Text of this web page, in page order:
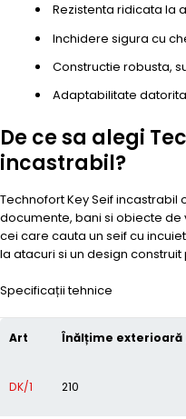
Rezistenta ridicata la
Inchidere sigura cu
Constructie robusta,
Adaptabilitate
De ce sa alegi
incastrabil?
Technofort Key Seif
documente, bani si obiecte
cei care cauta un seif cu
la atacuri si un design
Specificații tehnice
Art Înălțime exterioară
DK/1 210